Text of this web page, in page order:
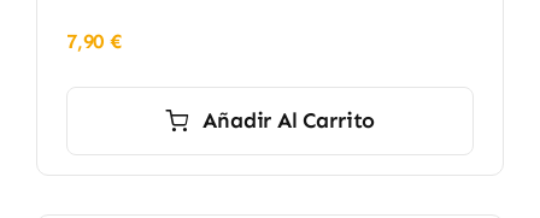
7,90€
Añadir Al Carrito